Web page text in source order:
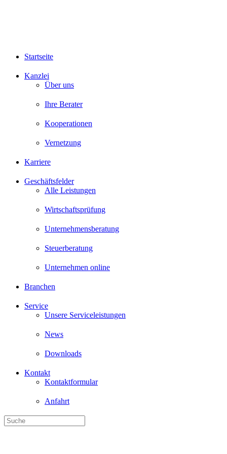
Startseite
Kanzlei
Über uns
Ihre Berater
Kooperationen
Vernetzung
Karriere
Geschäftsfelder
Alle Leistungen
Wirtschaftsprüfung
Unternehmensberatung
Steuerberatung
Unternehmen online
Branchen
Service
Unsere Serviceleistungen
News
Downloads
Kontakt
Kontaktformular
Anfahrt